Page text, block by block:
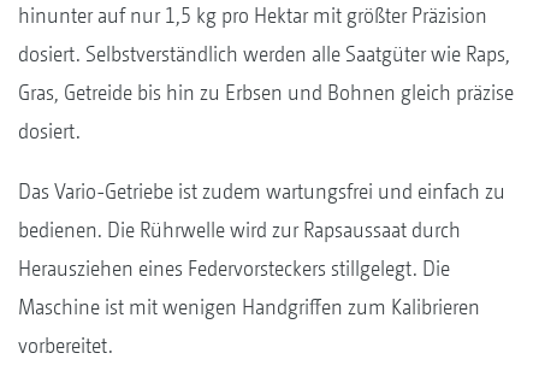
hinunter auf nur 1,5 kg pro Hektar mit größter Präzision
dosiert. Selbstverständlich werden alle Saatgüter wie Raps,
Gras, Getreide bis hin zu Erbsen und Bohnen gleich präzise
dosiert.
Das Vario-Getriebe ist zudem wartungsfrei und einfach zu
bedienen. Die Rührwelle wird zur Rapsaussaat durch
Herausziehen eines Federvorsteckers stillgelegt. Die
Maschine ist mit wenigen Handgriffen zum Kalibrieren
vorbereitet.